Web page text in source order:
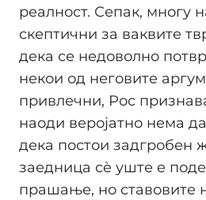
реалност. Сепак, многу
скептични за ваквите
дека се недоволно
некои од неговите
привлечни, Рос
наоди веројатно нема
дека постои задгробен
заедница сè уште е
прашање, но ставовите